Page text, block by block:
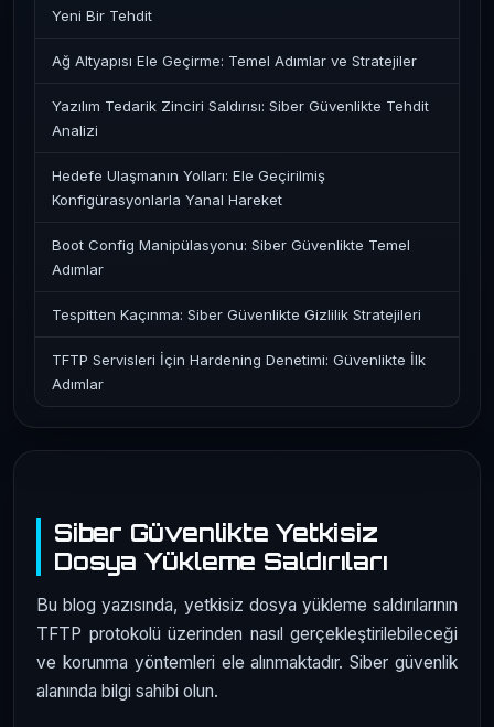
Siber Güvenlikte Yetkisiz
Dosya Yükleme Saldırıları
Bu blog yazısında, yetkisiz dosya yükleme saldırılarının
TFTP protokolü üzerinden nasıl gerçekleştirilebileceği
ve korunma yöntemleri ele alınmaktadır. Siber güvenlik
alanında bilgi sahibi olun.
Yeni Bir Tehdit
Ağ Altyapısı Ele Geçirme: Temel Adımlar ve Stratejiler
Yazılım Tedarik Zinciri Saldırısı: Siber Güvenlikte Tehdit
Analizi
Hedefe Ulaşmanın Yolları: Ele Geçirilmiş
Konfigürasyonlarla Yanal Hareket
Boot Config Manipülasyonu: Siber Güvenlikte Temel
Adımlar
Tespitten Kaçınma: Siber Güvenlikte Gizlilik Stratejileri
TFTP Servisleri İçin Hardening Denetimi: Güvenlikte İlk
Adımlar